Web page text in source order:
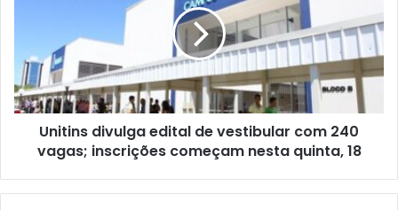
Unitins divulga edital de vestibular com 240
vagas; inscrições começam nesta quinta, 18